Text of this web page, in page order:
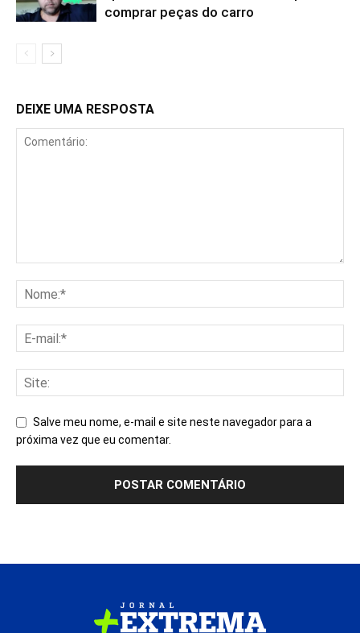
comprar peças do carro
DEIXE UMA RESPOSTA
Salve meu nome, e-mail e site neste navegador para a
próxima vez que eu comentar.